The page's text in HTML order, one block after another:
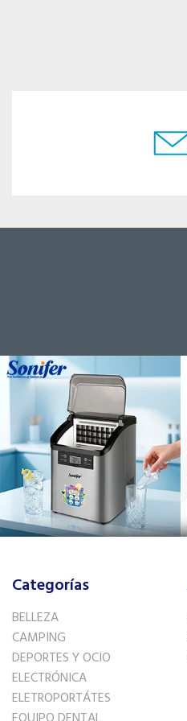
Categorías
BELLEZA
CAMPING
DEPORTES Y OCIO
ELECTRÓNICA
ELETROPORTÁTES